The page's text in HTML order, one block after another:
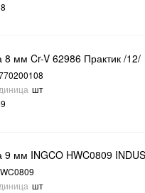
8 мм Cr-V 62986 Практик /12/
шт
9 мм INGCO HWC0809
шт